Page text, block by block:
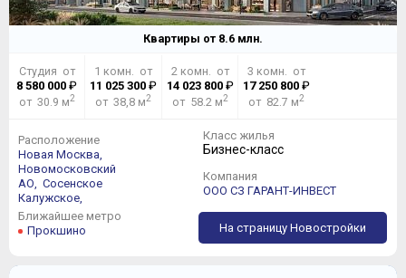
Квартиры от 8.6 млн.
Студия от
8 580 000 ₽
от 30.9 м2
1 комн. от
11 025 300 ₽
от 38,8 м2
2 комн. от
14 023 800₽
от 58.2 м2
3 комн. от
17 250 800 ₽
от 82.7 м2
Расположение
Новая Москва,
Новомосковский
АО,
Сосенское
Калужское,
Ближайшее метро
Прокшино
Класс жилья
Бизнес-класс
Компания
ООО СЗ ГАРАНТ-ИНВЕСТ
На страницу Новостройки